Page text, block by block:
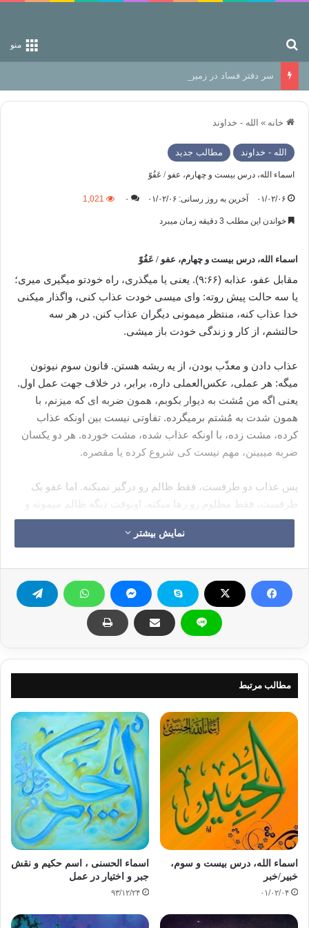
منو
سر دفتر فساد در زمین‌، دوری وکناره‌گیری از راه خداست‌!
خانه » الله - خداوند
الله - خداوند مطالب جدید
اسماء الله، درس بیست و چهارم، عفو / عَفُوّ
۰۱/۰۲/۰۶ آخرین به روز رسانی: ۰۱/۰۲/۰۶ ۰ 1,021
خواندن این مطلب 3 دقیقه زمان میبرد
اسماء الله، درس بیست و چهارم، عفو / عَفُوّ
مقابل عفو، عذابه (۹:۶۶). یعنی یا میگذری، راه خودتو میگیری میری؛
یا سه حالت پیش روته: وای میسی خودت عذاب کنی، واگذار میکنی
خدا عذاب کنه، منتظر میمونی دیگران عذاب کنن. در هر سه
حالتشم، از کار و زندگی خودت باز میشی.
عذاب دادن و معذّب بودن، از یه ریشه هستن. قانون سوم نیوتون
میگه: هر عملی، عکس‌العملی داره، برابر، در خلاف جهت عمل اول.
یعنی اگه من مُشت به دیوار بکوبم، همون ضربه ای که میزنم، با
همون شدت به مُشتم برمیگرده. تفاوتی نیست بین اونکه عذاب
کرده، مشت زده، با اونکه عذاب شده، مشت خورده. هر دو یکسان
ضربه میبینن، مهم نیست کی شروع کرده یا مقصره.
پس عذاب دو طرفست، فقط ظالم رو درگیر نمیکنه. اما عفو یک
طرفست، فقط مظلوم رو رها میکنه. اونوقت دیگه ظالم میمونه و
ظلمش، خودش و خدای خودش. یا توبه و اصلاح میکنه، یا به ظلمش
ادامه میده و با یکی دیگه درگیری پیدا میکنه. لَهَا مَا کَسَبَتْ، هرچی
همینطور. لَا تُسْأَلُونَ عَمَّا کَانُوا یَعْمَلُونَ، شما مسئول کارای اونا
نیستین، اونا هم همینطور (۲:۱۴۱).
خُذِ الْعَفْوَ، تو راه عفو رو در پیش بگیر، وَأْمُرْ بِالْعُرْفِ، و بجای غلط
انتظار نتیجه، نداشته باش! ممکنه نَشنَوَن، جبهه بگیرن، مسخره کنن.
أَعْرِضْ عَنِ الْجَاهِلِینَ، اعراض کن از آدمای نادون. بجای کنار گذاشتن،
یا دعوا و درگیری، از سر راهشون برو کنار. در عرض و به موازاتشون
حرکت کن. راه خودتو با اونا، یا راه اونا رو با خودت سدّ نکن، که
تصادف بشه! (۷:۱۹۹)
قرآن میگه جَزَاءُ سَیِّئَهٍ سَیِّئَهٌ مِّثْلُهَا، جزای هر بدی، یه بدیه مثل خودش.
ولی نمیگه جزا دادن، کار اونیه که بهش ظلم شده! فَمَنْ عَفَا وَأَصْلَحَ،
پس هرکی ببخشه و اصلاح کنه روابطو، کنترل کنه خودشو، فَأَجْرُهُ
عَلَى اللَّهِ، اجرش با خداست. نه اینکه عفو کرده، منّتی سر خدا داشته
باشه، طلبکار بشه! اجر عفوش، عبورشه از عذابش. رهایی از تنشی،
که قاتل جسمشه و روحش (۴۲:۴۰).
إِنَّهُمْ لَیَقُولُونَ مُنکَرًا، آخه خدایا حرف و عملشون خیلی زشته، وَزُورًا،
تو، هم از اونا میگذره (۵۸:۲). وَلْیَعْفُوا، پس شما هم عفو کنین،
نمایش بیشتر
مطالب مرتبط
اسماء الله، درس بیست و سوم،
خبیر/خبر
۰۱/۰۲/۰۴
اسماء الحسنی ، اسم حکیم و نقش
جبر و اختیار در عمل
۹۳/۱۲/۲۴